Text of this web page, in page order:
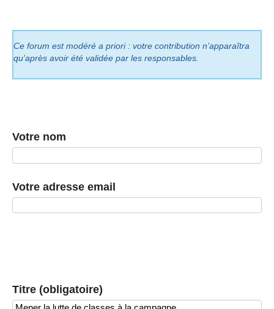
Ce forum est modéré a priori : votre contribution n’apparaîtra
qu’après avoir été validée par les responsables.
Votre nom
Votre adresse email
Titre (obligatoire)